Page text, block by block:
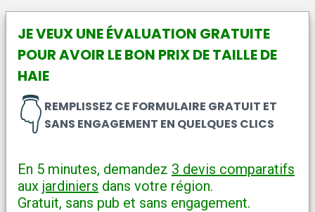
JE VEUX UNE ÉVALUATION GRATUITE
POUR AVOIR LE BON PRIX DE TAILLE DE
HAIE
REMPLISSEZ CE FORMULAIRE GRATUIT ET
SANS ENGAGEMENT EN QUELQUES CLICS
👇
En 5 minutes, demandez 3 devis comparatifs
aux jardiniers dans votre région.
Gratuit, sans pub et sans engagement.